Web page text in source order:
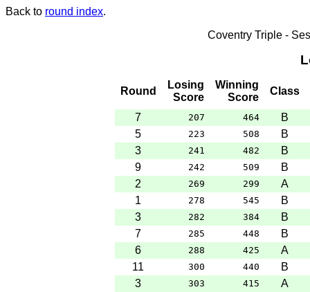
Back to round index.
Coventry Triple -
Round
Losing
Score
Winning
Score
Class
7 207 464
B
5
223 508
B
3
241 482
B
9
242 509
B
2
269 299
A
1
278 545
B
3
282 384
B
7
285 448
B
6
288 425
A
11
300 440
B
3
303 415
A